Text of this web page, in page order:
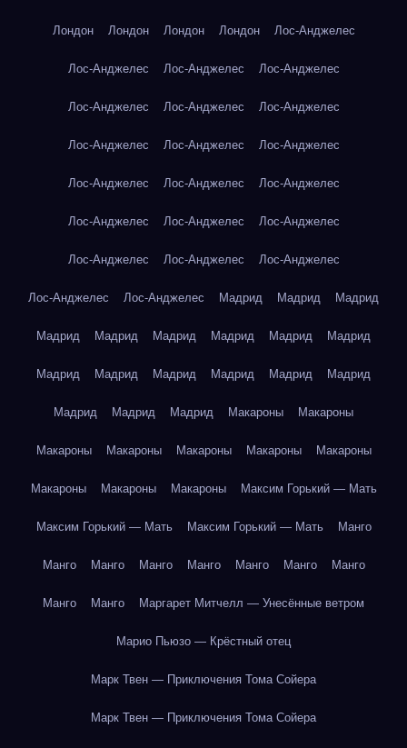
Лондон Лондон Лондон Лондон Лос-Анджелес
Лос-Анджелес Лос-Анджелес Лос-Анджелес
Лос-Анджелес Лос-Анджелес Лос-Анджелес
Лос-Анджелес Лос-Анджелес Лос-Анджелес
Лос-Анджелес Лос-Анджелес Лос-Анджелес
Лос-Анджелес Лос-Анджелес Лос-Анджелес
Лос-Анджелес Лос-Анджелес Лос-Анджелес
Лос-Анджелес Лос-Анджелес Мадрид Мадрид Мадрид
Мадрид Мадрид Мадрид Мадрид Мадрид Мадрид
Мадрид Мадрид Мадрид Мадрид Мадрид Мадрид
Мадрид Мадрид Мадрид Макароны Макароны
Макароны Макароны Макароны Макароны Макароны
Макароны Макароны Макароны Максим Горький — Мать
Максим Горький — Мать Максим Горький — Мать Манго
Манго Манго Манго Манго Манго Манго Манго
Манго Манго Маргарет Митчелл — Унесённые ветром
Марио Пьюзо — Крёстный отец
Марк Твен — Приключения Тома Сойера
Марк Твен — Приключения Тома Сойера